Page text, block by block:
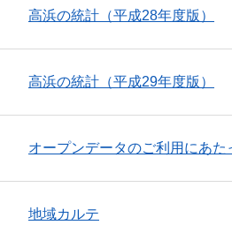
高浜の統計（平成28年度版）
高浜の統計（平成29年度版）
オープンデータのご利用にあた
地域カルテ